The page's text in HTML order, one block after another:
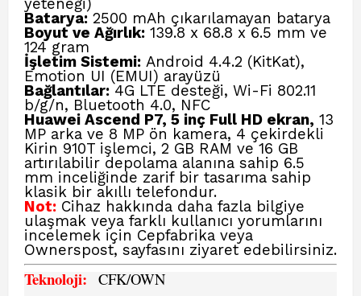
yeteneği)
Batarya: 2500 mAh çıkarılamayan batarya
Boyut ve Ağırlık: 139.8 x 68.8 x 6.5 mm ve
124 gram
İşletim Sistemi: Android 4.4.2 (KitKat),
Emotion UI (EMUI) arayüzü
Bağlantılar: 4G LTE desteği, Wi-Fi 802.11
b/g/n, Bluetooth 4.0, NFC
Huawei Ascend P7, 5 inç Full HD ekran, 13
MP arka ve 8 MP ön kamera, 4 çekirdekli
Kirin 910T işlemci, 2 GB RAM ve 16 GB
artırılabilir depolama alanına sahip 6.5
mm inceliğinde zarif bir tasarıma sahip
klasik bir akıllı telefondur.
Not: Cihaz hakkında daha fazla bilgiye
ulaşmak veya farklı kullanıcı yorumlarını
incelemek için Cepfabrika veya
Ownerspost, sayfasını ziyaret edebilirsiniz.
Teknoloji: CFK/OWN